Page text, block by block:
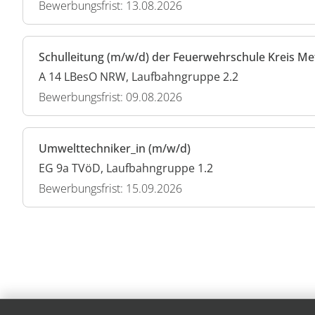
Bewerbungsfrist: 13.08.2026
Schulleitung (m/w/d) der Feuerwehrschule Kreis
A 14 LBesO NRW, Laufbahngruppe 2.2
Bewerbungsfrist: 09.08.2026
Umwelttechniker_in (m/w/d)
EG 9a TVöD, Laufbahngruppe 1.2
Bewerbungsfrist: 15.09.2026